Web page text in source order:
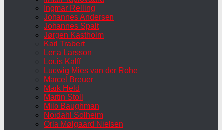
Ingmar Relling
Johannes Andersen
Johannes Spalt
Jørgen Kastholm
Karl Trabert
Lena Larsson
Louis Kalff
Ludwig Mies van der Rohe
Marcel Breuer
Mark Held
Martin Stoll
Milo Baughman
Nordahl Solheim
Orla Mølgaard Nielsen